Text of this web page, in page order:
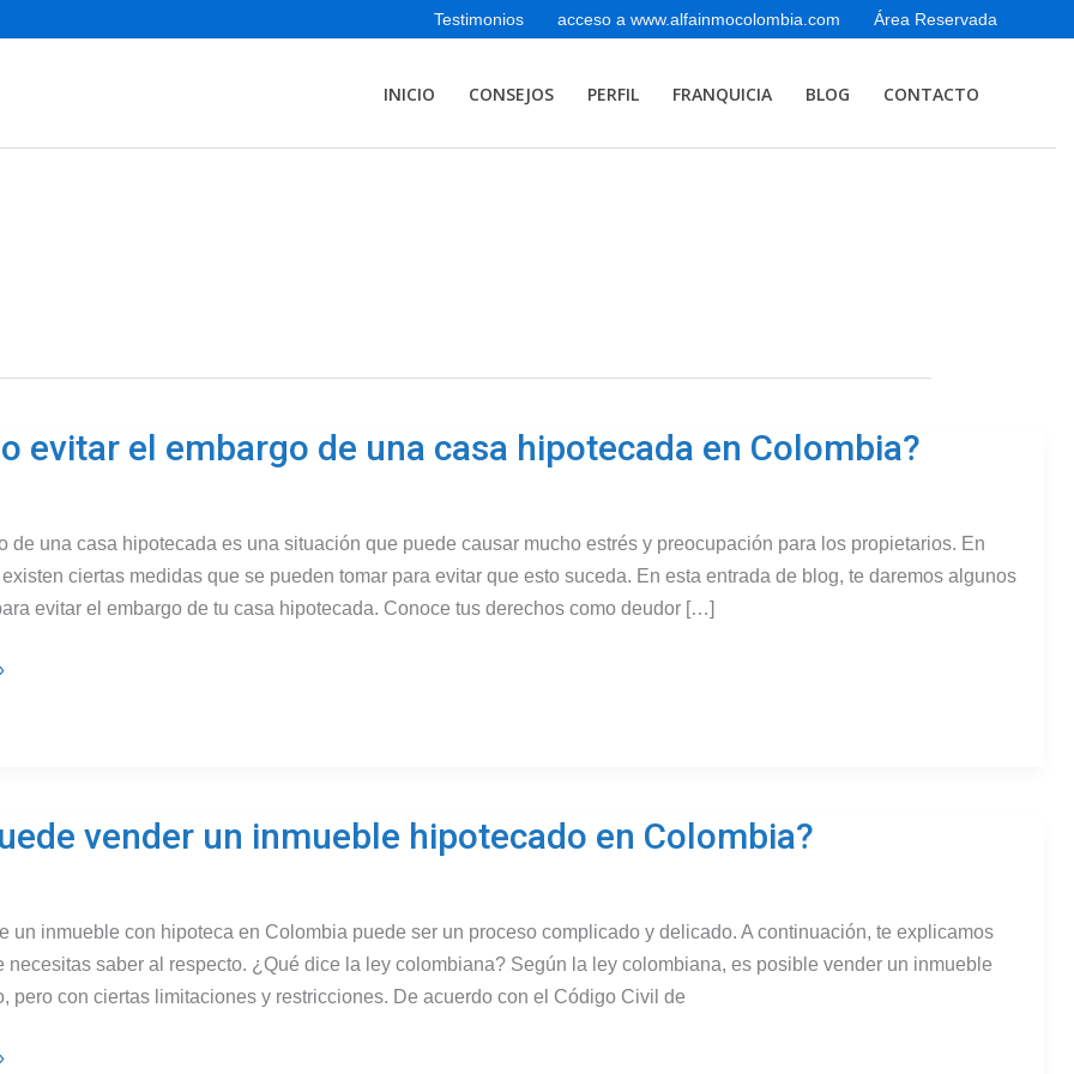
Testimonios acceso a www.alfainmocolombia.com Área Reservada
INICIO CONSEJOS PERFIL FRANQUICIA BLOG CONTACTO
evitar el embargo de una casa hipotecada en Colombia?
de una casa hipotecada es una situación que puede causar mucho estrés y preocupación para los propietarios. En
ciertas medidas que se pueden tomar para evitar que esto suceda. En esta entrada de blog, te daremos algunos
evitar el embargo de tu casa hipotecada. Conoce tus derechos como deudor […]
vender un inmueble hipotecado en Colombia?
un inmueble con hipoteca en Colombia puede ser un proceso complicado y delicado. A continuación, te explicamos
necesitas saber al respecto. ¿Qué dice la ley colombiana? Según la ley colombiana, es posible vender un inmueble
pero con ciertas limitaciones y restricciones. De acuerdo con el Código Civil de